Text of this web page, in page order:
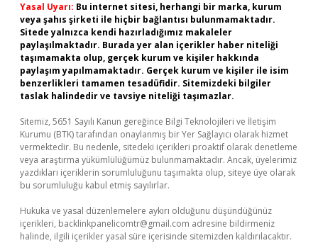
Yasal Uyarı: Bu internet sitesi, herhangi bir marka, kurum
veya şahıs şirketi ile hiçbir bağlantısı bulunmamaktadır.
Sitede yalnızca kendi hazırladığımız makaleler
paylaşılmaktadır. Burada yer alan içerikler haber niteliği
taşımamakta olup, gerçek kurum ve kişiler hakkında
paylaşım yapılmamaktadır. Gerçek kurum ve kişiler ile isim
benzerlikleri tamamen tesadüfidir. Sitemizdeki bilgiler
taslak halindedir ve tavsiye niteliği taşımazlar.
Sitemiz, 5651 Sayılı Kanun gereğince Bilgi Teknolojileri ve İletişim
Kurumu (BTK) tarafından onaylanmış bir Yer Sağlayıcı olarak hizmet
vermektedir. Bu nedenle, sitedeki içerikleri proaktif olarak denetleme
veya araştırma yükümlülüğümüz bulunmamaktadır. Ancak, üyelerimiz
yazdıkları içeriklerin sorumluluğunu taşımakta olup, siteye üye olarak
bu sorumluluğu kabul etmiş sayılırlar.
Hukuka ve yasal düzenlemelere aykırı olduğunu düşündüğünüz
içerikleri, backlinkpanelicomtr@gmail.com adresine bildirmeniz
halinde, ilgili içerikler yasal süre içerisinde sitemizden kaldırılacaktır.